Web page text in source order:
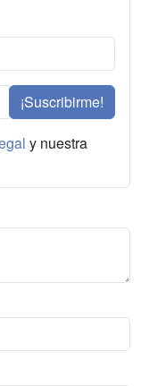
¡Suscribirme!
y nuestra